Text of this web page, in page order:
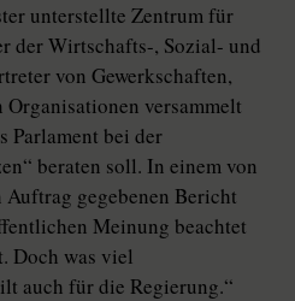
unterstellte Zentrum für
der Wirtschafts-, Sozial- und
von Gewerkschaften,
versammelt
Parlament bei der
beraten soll. In einem von
gegebenen Bericht
Meinung beachtet
Doch was viel
auch für die Regierung.“